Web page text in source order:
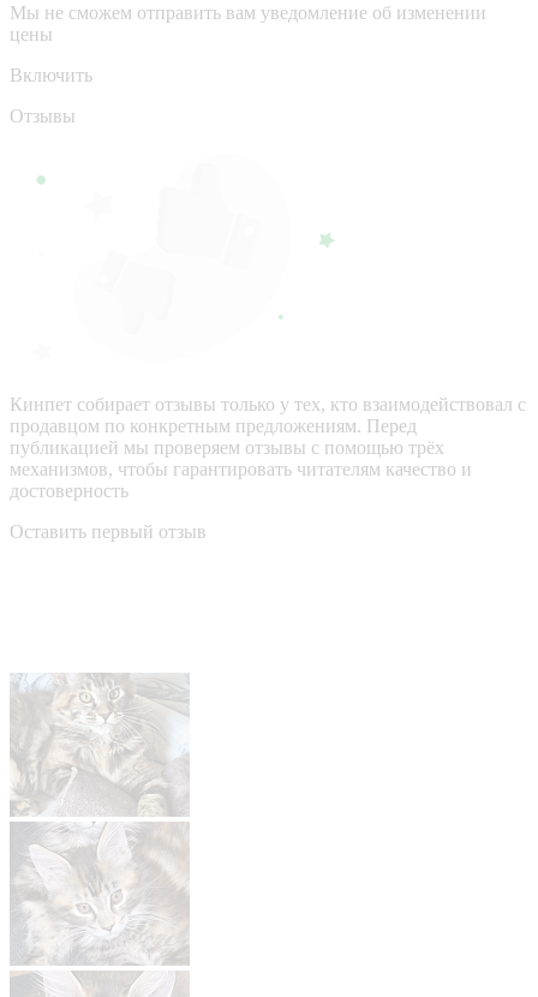
Мы не сможем отправить вам уведомление об изменении
цены
Включить
Отзывы
Кинпет собирает отзывы только у тех, кто взаимодействовал с
продавцом по конкретным предложениям. Перед
публикацией мы проверяем отзывы с помощью трёх
механизмов, чтобы гарантировать читателям качество и
достоверность
Оставить первый отзыв